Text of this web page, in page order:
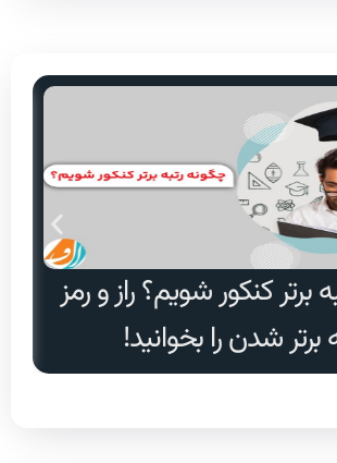
برتر کنکور شویم؟ راز و رمز
برتر شدن را بخوانید!